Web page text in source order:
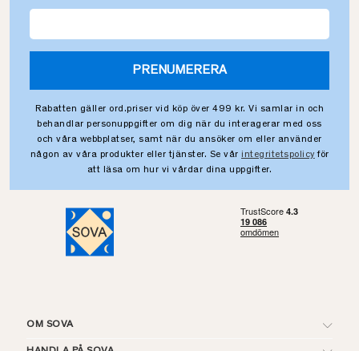
PRENUMERERA
Rabatten gäller ord.priser vid köp över 499 kr. Vi samlar in och
behandlar personuppgifter om dig när du interagerar med oss
och våra webbplatser, samt när du ansöker om eller använder
någon av våra produkter eller tjänster. Se vår integritetspolicy för
att läsa om hur vi vårdar dina uppgifter.
OM SOVA